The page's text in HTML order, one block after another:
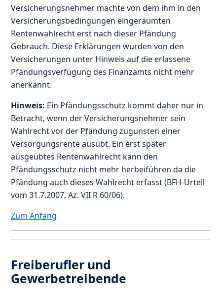
Versicherungsnehmer machte von dem ihm in den
Versicherungsbedingungen eingeräumten
Rentenwahlrecht erst nach dieser Pfändung
Gebrauch. Diese Erklärungen wurden von den
Versicherungen unter Hinweis auf die erlassene
Pfändungsverfügung des Finanzamts nicht mehr
anerkannt.
Hinweis: Ein Pfändungsschutz kommt daher nur in
Betracht, wenn der Versicherungsnehmer sein
Wahlrecht vor der Pfändung zugunsten einer
Versorgungsrente ausübt. Ein erst später
ausgeübtes Rentenwahlrecht kann den
Pfändungsschutz nicht mehr herbeiführen da die
Pfändung auch dieses Wahlrecht erfasst (BFH-Urteil
vom 31.7.2007, Az. VII R 60/06).
Zum Anfang
Freiberufler und
Gewerbetreibende